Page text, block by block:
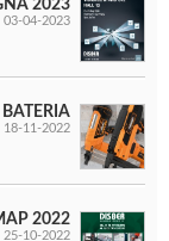
2023
03-04-2023
18-11-2022
2022
25-10-2022